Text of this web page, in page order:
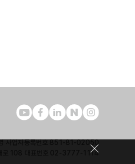
명 사업자등록번호 851-81-02050
로 108 대표번호 02-3777-1114